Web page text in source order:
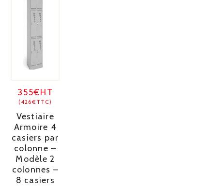
355€HT
(426€TTC)
Vestiaire
Armoire 4
casiers par
colonne –
Modèle 2
colonnes –
8 casiers